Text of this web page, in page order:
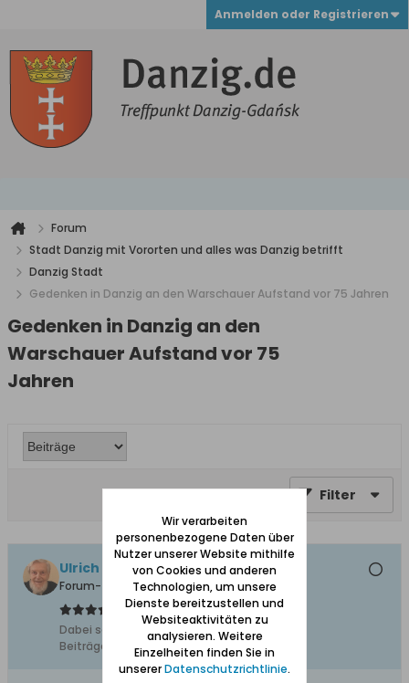
Anmelden oder Registrieren
Forum
Stadt Danzig mit Vororten und alles was Danzig betrifft
Danzig Stadt
Gedenken in Danzig an den Warschauer Aufstand vor 75 Jahren
Gedenken in Danzig an den
Warschauer Aufstand vor 75
Jahren
Filter
Ulrich 31
Forum-Teilnehmer
Dabei seit:
04.11.2011
Beiträge:
8612
Wir verarbeiten
personenbezogene Daten über
Nutzer unserer Website mithilfe
von Cookies und anderen
Technologien, um unsere
Dienste bereitzustellen und
Websiteaktivitäten zu
analysieren. Weitere
Einzelheiten finden Sie in
unsererDatenschutzrichtlinie.